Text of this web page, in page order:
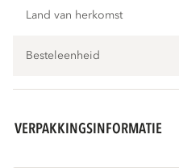
Land van herkomst
Besteleenheid
VERPAKKINGSINFORMATIE